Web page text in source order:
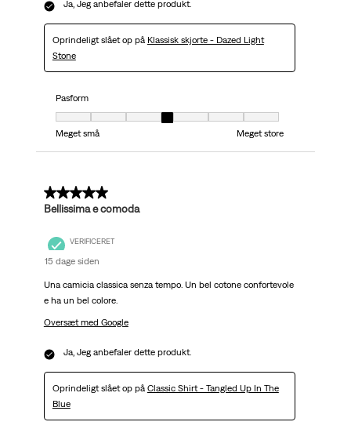
Ja, Jeg anbefaler dette produkt.
Oprindeligt slået op på Klassisk skjorte - Dazed Light
Stone
Pasform
Pasform, 4 ud af 7, hvor 1 er lig med Meget små og 7 er lig med Meget
Meget små
Meget store
5 ud af 5 stjerner.
Bellissima e comoda
VERIFICERET
15 dage siden
Una camicia classica senza tempo. Un bel cotone confortevole
e ha un bel colore.
Oversæt med Google
Ja, Jeg anbefaler dette produkt.
Oprindeligt slået op på Classic Shirt - Tangled Up In The
Blue